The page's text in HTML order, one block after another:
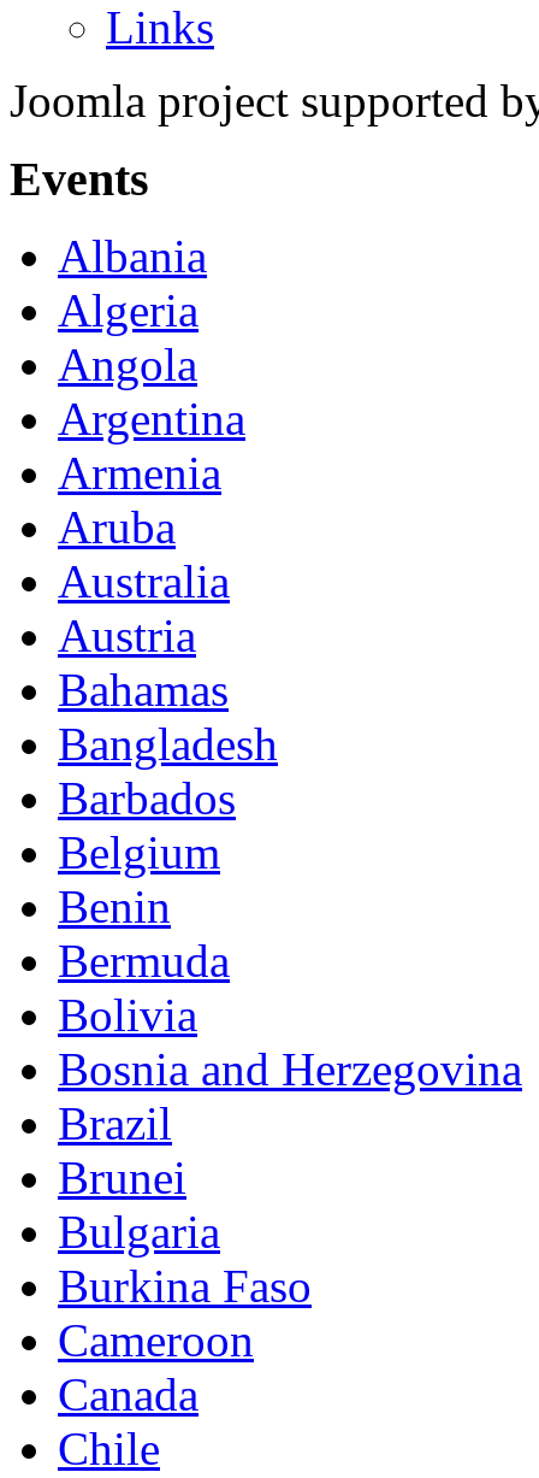
Links
Joomla project supported
Events
Albania
Algeria
Angola
Argentina
Armenia
Aruba
Australia
Austria
Bahamas
Bangladesh
Barbados
Belgium
Benin
Bermuda
Bolivia
Bosnia and Herzegovina
Brazil
Brunei
Bulgaria
Burkina Faso
Cameroon
Canada
Chile